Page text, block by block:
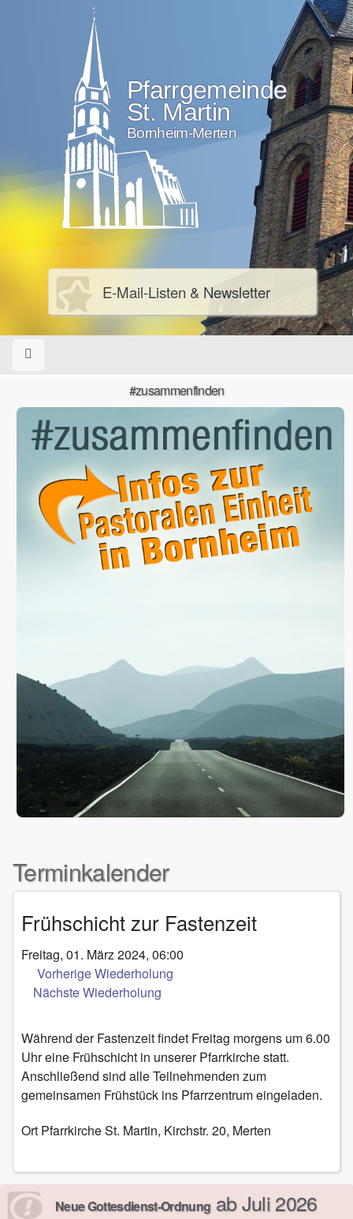
Pfarrgemeinde
St. Martin
Bornheim-Merten
E-Mail-Listen & Newsletter
#zusammenfinden
Terminkalender
Frühschicht zur Fastenzeit
Freitag, 01. März 2024, 06:00
Vorherige Wiederholung
Nächste Wiederholung
Während der Fastenzeit findet Freitag morgens um 6.00
Uhr eine Frühschicht in unserer Pfarrkirche statt.
Anschließend sind alle Teilnehmenden zum
gemeinsamen Frühstück ins Pfarrzentrum eingeladen.
Ort Pfarrkirche St. Martin, Kirchstr. 20, Merten
Neue Gottesdienst-Ordnungab Juli 2026